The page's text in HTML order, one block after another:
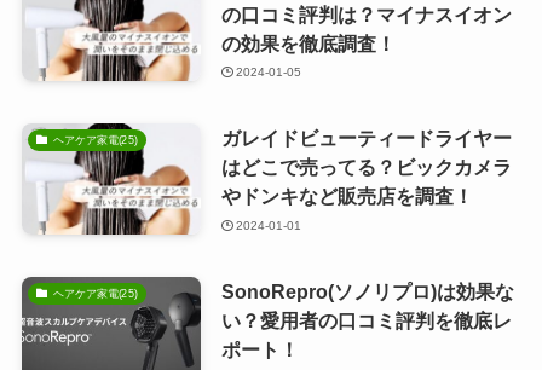
の口コミ評判は？マイナスイオン
の効果を徹底調査！
2024-01-05
ヘアケア家電(25)
ガレイドビューティードライヤー
はどこで売ってる？ビックカメラ
やドンキなど販売店を調査！
2024-01-01
ヘアケア家電(25)
SonoRepro(ソノリプロ)は効果な
い？愛用者の口コミ評判を徹底レ
ポート！